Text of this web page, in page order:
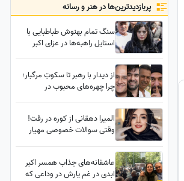
پربازدید‌ترین‌ها در هنر و رسانه
سنگ تمام بهنوش طباطبایی با
استایل راهبه‌ها در عزای اکبر
از دیدار با رهبر تا سکوتِ مرگبار؛
چرا چهره‌های محبوب در
المیرا دهقانی از کوره در رفت!
وقتی سوالات خصوصی مهیار
عاشقانه‌های جذاب همسر اکبر
ابدی در غم یارش در وداعی که